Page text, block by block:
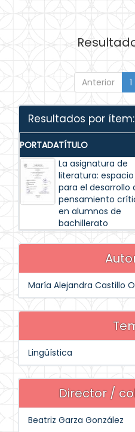
Anterior 1
Resultados por ítem:
PORTADATÍTULO
La asignatura de
literatura: espacio
para el desarrollo
pensamiento
en alumnos de
bachillerato
María Alejandra Castillo
Lingüística
Director /
Beatriz Garza González